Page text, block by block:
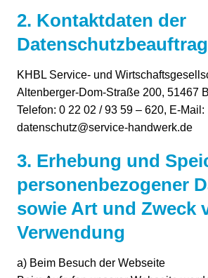
2. Kontaktdaten der
KHBL Service- und
Altenberger-Dom-Straße 200, 51467
Telefon: 0 22 02 / 93 59 – 620, E-Mail:
datenschutz@service-handwerk.de
3. Erhebung und
personenbezogener
sowie Art und Zweck
Verwendung
a) Beim Besuch der Webseite